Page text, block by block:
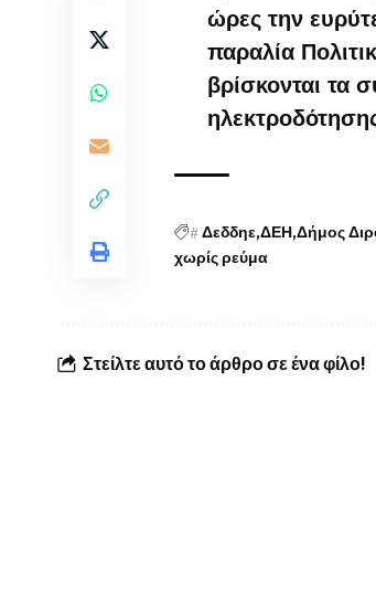
ώρες την
παραλία
βρίσκονται τα
#Δεδδηε ΔΕΗ Δήμος
χωρίς ρεύμα
Στείλτε αυτό το άρθρο σε ένα φίλο!